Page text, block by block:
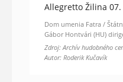
Allegretto Žilina 07.
Dom umenia Fatra /
Gábor Hontvári (HU)
Zdroj: Archív hudobného
Autor: Roderik Kučavík